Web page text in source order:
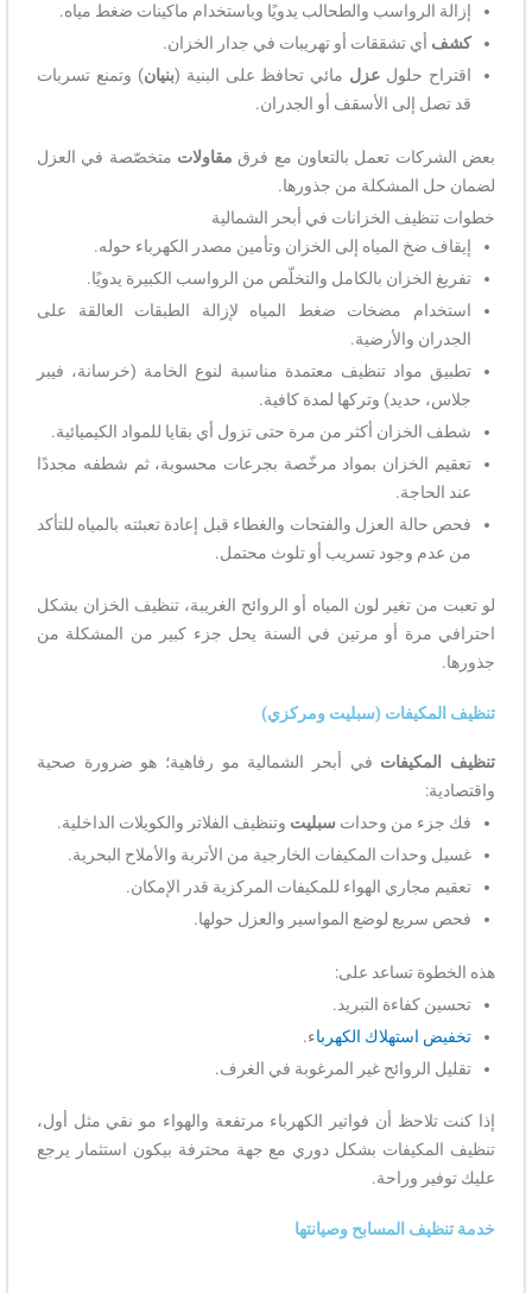
إزالة الرواسب والطحالب يدويًا وباستخدام ماكينات ضغط مياه.
كشف أي تشققات أو تهريبات في جدار الخزان.
اقتراح حلول عزل مائي تحافظ على البنية (بنيان) وتمنع تسربات
قد تصل إلى الأسقف أو الجدران.
بعض الشركات تعمل بالتعاون مع فرق مقاولات متخصّصة في العزل
لضمان حل المشكلة من جذورها.
خطوات تنظيف الخزانات في أبحر الشمالية
إيقاف ضخ المياه إلى الخزان وتأمين مصدر الكهرباء حوله.
تفريغ الخزان بالكامل والتخلّص من الرواسب الكبيرة يدويًا.
استخدام مضخات ضغط المياه لإزالة الطبقات العالقة على
الجدران والأرضية.
تطبيق مواد تنظيف معتمدة مناسبة لنوع الخامة (خرسانة، فيبر
جلاس، حديد) وتركها لمدة كافية.
شطف الخزان أكثر من مرة حتى تزول أي بقايا للمواد الكيميائية.
تعقيم الخزان بمواد مرخّصة بجرعات محسوبة، ثم شطفه مجددًا
عند الحاجة.
فحص حالة العزل والفتحات والغطاء قبل إعادة تعبئته بالمياه للتأكد
من عدم وجود تسريب أو تلوث محتمل.
لو تعبت من تغير لون المياه أو الروائح الغريبة، تنظيف الخزان بشكل
احترافي مرة أو مرتين في السنة يحل جزء كبير من المشكلة من
جذورها.
تنظيف المكيفات (سبليت ومركزي)
تنظيف المكيفات في أبحر الشمالية مو رفاهية؛ هو ضرورة صحية
واقتصادية:
فك جزء من وحدات سبليت وتنظيف الفلاتر والكويلات الداخلية.
غسيل وحدات المكيفات الخارجية من الأتربة والأملاح البحرية.
تعقيم مجاري الهواء للمكيفات المركزية قدر الإمكان.
فحص سريع لوضع المواسير والعزل حولها.
هذه الخطوة تساعد على:
تحسين كفاءة التبريد.
تخفيض استهلاك الكهرباء.
تقليل الروائح غير المرغوبة في الغرف.
إذا كنت تلاحظ أن فواتير الكهرباء مرتفعة والهواء مو نقي مثل أول،
تنظيف المكيفات بشكل دوري مع جهة محترفة بيكون استثمار يرجع
عليك توفير وراحة.
خدمة تنظيف المسابح وصيانتها